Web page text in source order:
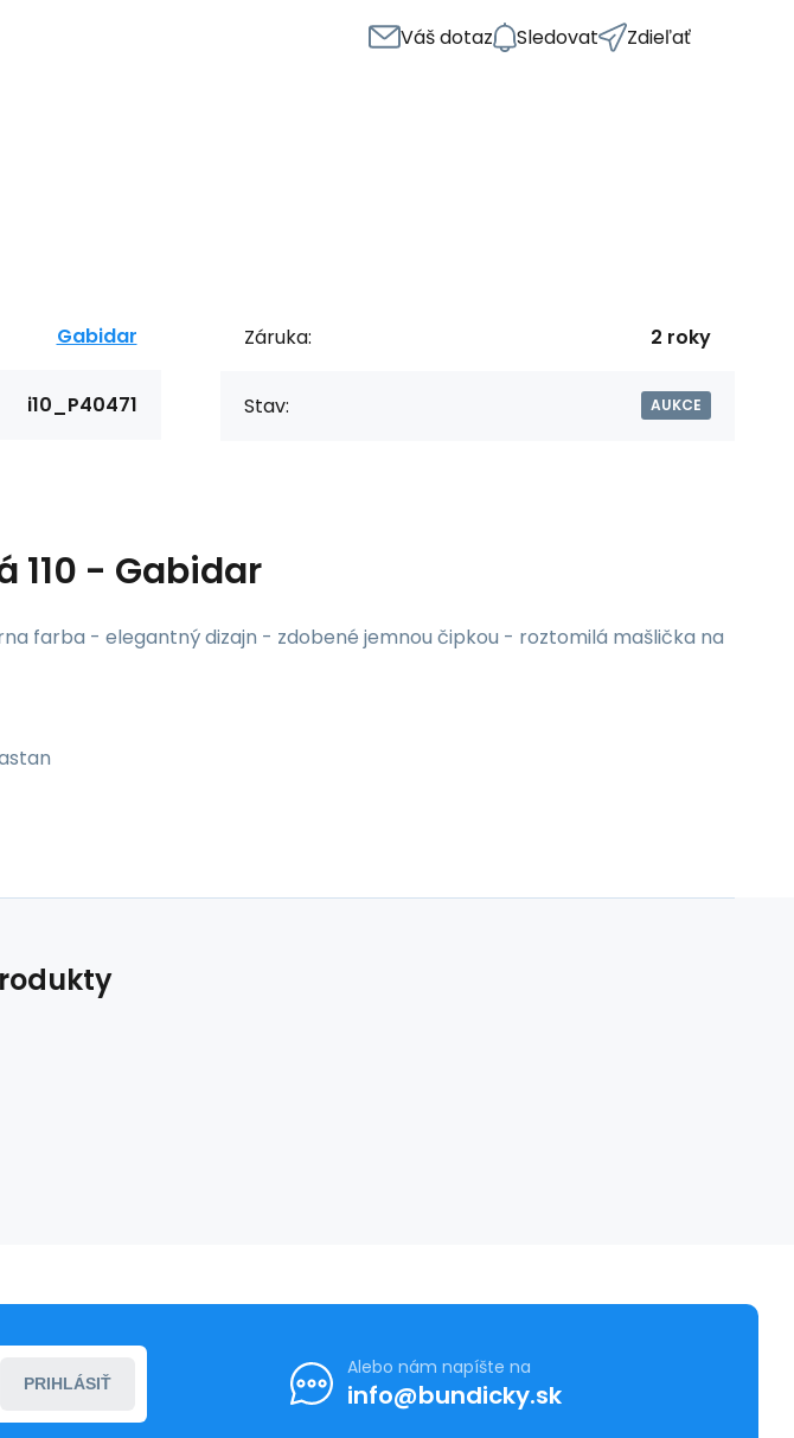
Váš dotaz Sledovat Zdieľať
Gabidar
i10_P40471
Záruka: 2 roky
Stav: AUKCE
110 - Gabidar
farba - elegantný dizajn - zdobené jemnou čipkou - roztomilá mašlička na
PRIHLÁSIŤ
Alebo nám napíšte na
info@bundicky.sk